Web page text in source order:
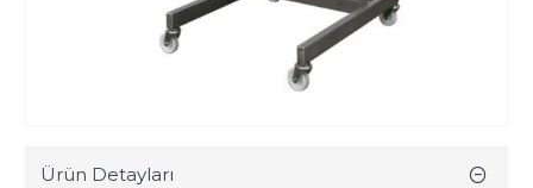
Ürün Detayları